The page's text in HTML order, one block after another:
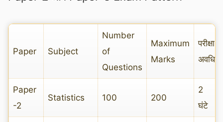
Paper Subject
Number
of
Questions
Maximum
Marks
परीक्षा
अवधि
Paper
-2
Statistics 100 200
2
घंटे